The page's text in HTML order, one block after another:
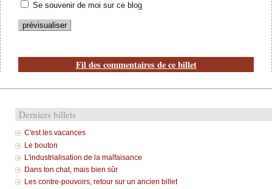
Se souvenir de moi sur ce blog
Fil des commentaires de ce billet
Derniers billets
C'est les vacances
Le bouton
L'industrialisation de la malfaisance
Dans ton chat, mais bien sûr
Les contre-pouvoirs, retour sur un ancien billet